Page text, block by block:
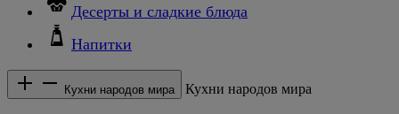
Десерты и сладкие блюда
Напитки
Кухни народов мира Кухни народов мира